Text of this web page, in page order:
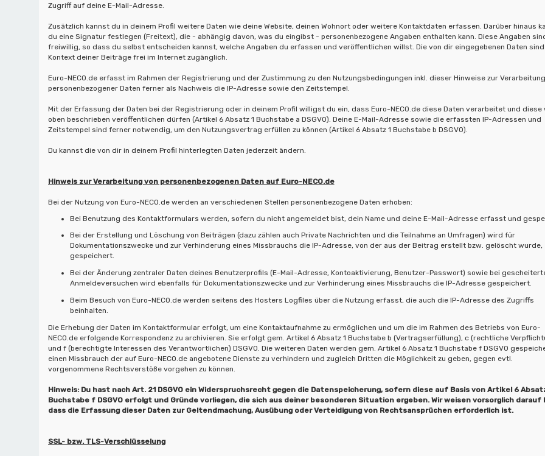
Zugriff auf deine E-Mail-Adresse.
Zusätzlich kannst du in deinem Profil weitere Daten wie deine Website, deinen Wohnort oder weitere Kontaktdaten erfassen. Darüber hinaus
du eine Signatur festlegen (Freitext), die - abhängig davon, was du eingibst - personenbezogene Angaben enthalten kann. Diese Angaben
freiwillig, so dass du selbst entscheiden kannst, welche Angaben du erfassen und veröffentlichen willst. Die von dir eingegebenen Daten sind
Kontext deiner Beiträge frei im Internet zugänglich.
Euro-NECO.de erfasst im Rahmen der Registrierung und der Zustimmung zu den Nutzungsbedingungen inkl. dieser Hinweise zur Verarbeitung
personenbezogener Daten ferner als Nachweis die IP-Adresse sowie den Zeitstempel.
Mit der Erfassung der Daten bei der Registrierung oder in deinem Profil willigst du ein, dass Euro-NECO.de diese Daten verarbeitet und diese
oben beschrieben veröffentlichen dürfen (Artikel 6 Absatz 1 Buchstabe a DSGVO). Deine E-Mail-Adresse sowie die erfassten IP-Adressen und
Zeitstempel sind ferner notwendig, um den Nutzungsvertrag erfüllen zu können (Artikel 6 Absatz 1 Buchstabe b DSGVO).
Du kannst die von dir in deinem Profil hinterlegten Daten jederzeit ändern.
Hinweis zur Verarbeitung von personenbezogenen Daten auf Euro-NECO.de
Bei der Nutzung von Euro-NECO.de werden an verschiedenen Stellen personenbezogene Daten erhoben:
Bei Benutzung des Kontaktformulars werden, sofern du nicht angemeldet bist, dein Name und deine E-Mail-Adresse erfasst und
Bei der Erstellung und Löschung von Beiträgen (dazu zählen auch Private Nachrichten und die Teilnahme an Umfragen) wird für
Dokumentationszwecke und zur Verhinderung eines Missbrauchs die IP-Adresse, von der aus der Beitrag erstellt bzw. gelöscht wurde,
gespeichert.
Bei der Änderung zentraler Daten deines Benutzerprofils (E-Mail-Adresse, Kontoaktivierung, Benutzer-Passwort) sowie bei
Anmeldeversuchen wird ebenfalls für Dokumentationszwecke und zur Verhinderung eines Missbrauchs die IP-Adresse gespeichert.
Beim Besuch von Euro-NECO.de werden seitens des Hosters Logfiles über die Nutzung erfasst, die auch die IP-Adresse des Zugriffs
beinhalten.
Die Erhebung der Daten im Kontaktformular erfolgt, um eine Kontaktaufnahme zu ermöglichen und um die im Rahmen des Betriebs von Euro-
NECO.de erfolgende Korrespondenz zu archivieren. Sie erfolgt gem. Artikel 6 Absatz 1 Buchstabe b (Vertragserfüllung), c (rechtliche
und f (berechtigte Interessen des Verantwortlichen) DSGVO. Die weiteren Daten werden gem. Artikel 6 Absatz 1 Buchstabe f DSGVO
einen Missbrauch der auf Euro-NECO.de angebotene Dienste zu verhindern und zugleich Dritten die Möglichkeit zu geben, gegen evtl.
vorgenommene Rechtsverstöße vorgehen zu können.
Hinweis: Du hast nach Art. 21 DSGVO ein Widerspruchsrecht gegen die Datenspeicherung, sofern diese auf Basis von Artikel 6
Buchstabe f DSGVO erfolgt und Gründe vorliegen, die sich aus deiner besonderen Situation ergeben. Wir weisen vorsorglich darauf
dass die Erfassung dieser Daten zur Geltendmachung, Ausübung oder Verteidigung von Rechtsansprüchen erforderlich ist.
SSL- bzw. TLS-Verschlüsselung